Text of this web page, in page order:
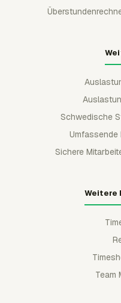
Schwedische
Sichere
Weitere
Team